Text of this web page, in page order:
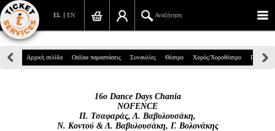
EN
EL Αναζήτηση
Πανεπιστημίου 39, Αθήνα
info@ticketservices.gr
Αναζήτηση
Αρχική σελίδα Online παραστάσεις Συναυλίες Θέατρο Χορός/Χοροθέατρο Παιδικά
16o Dance Days Chania
NOFENCE
Π. Τσαφαράς, Λ. Βαβυλουσάκη,
Ν. Κοντού & Λ. Βαβυλουσάκη, Γ. Βολονάκης